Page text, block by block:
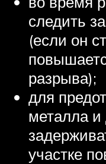
следить
(если он
разрыва);
для
металла и
участке